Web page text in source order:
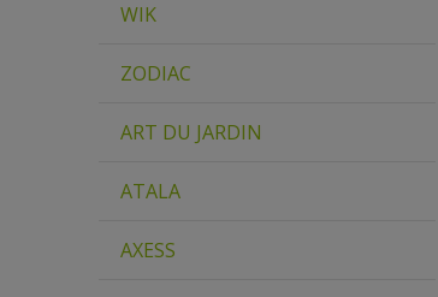
WIK
ZODIAC
ART DU JARDIN
ATALA
AXESS